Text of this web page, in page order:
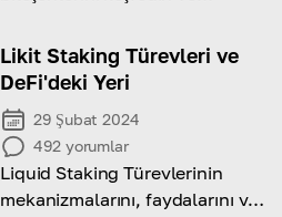
güvenli hale getireceğinizi
öğrenin!
Likit Staking Türevleri ve
DeFi'deki Yeri
29 Şubat 2024
492 yorumlar
Liquid Staking Türevlerinin
mekanizmalarını, faydalarını ve